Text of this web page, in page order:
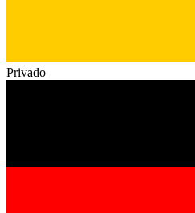
Privado